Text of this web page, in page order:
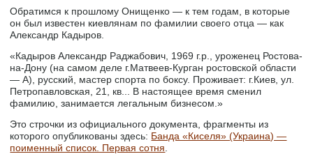
Обратимся к прошлому Онищенко — к тем годам, в которые
он был известен киевлянам по фамилии своего отца — как
Александр Кадыров.
«Кадыров Александр Раджабович, 1969 г.р., уроженец Ростова-
на-Дону (на самом деле г.Матвеев-Курган ростовской области
— А), русский, мастер спорта по боксу. Проживает: г.Киев, ул.
Петропавловская, 21, кв... В настоящее время сменил
фамилию, занимается легальным бизнесом.»
Это строчки из официального документа, фрагменты из
которого опубликованы здесь: Банда «Киселя» (Украина) —
поименный список. Первая сотня